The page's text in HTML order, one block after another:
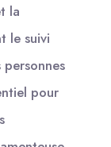
la
le suivi
pour